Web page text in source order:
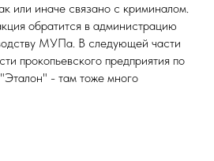
или иначе связано с криминалом.
обратится в администрацию
МУПа. В следующей части
прокопьевского предприятия по
- там тоже много